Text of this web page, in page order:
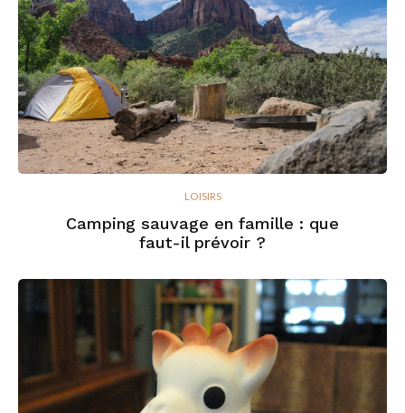
LOISIRS
Camping sauvage en famille : que
faut-il prévoir ?